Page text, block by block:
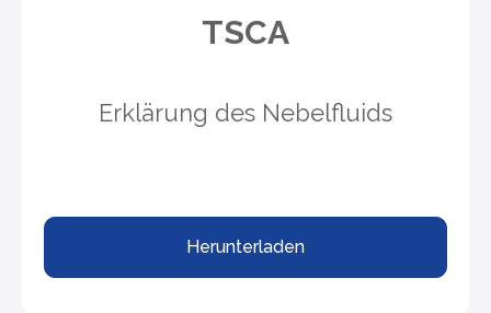
TSCA
Erklärung des Nebelfluids
Herunterladen